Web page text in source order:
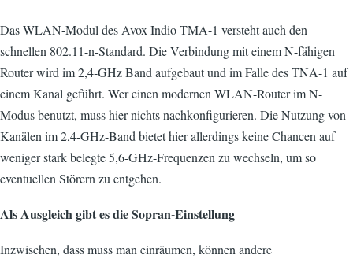
Das WLAN-Modul des Avox Indio TMA-1 versteht auch den
schnellen 802.11-n-Standard. Die Verbindung mit einem N-fähigen
Router wird im 2,4-GHz Band aufgebaut und im Falle des TNA-1 auf
einem Kanal geführt. Wer einen modernen WLAN-Router im N-
Modus benutzt, muss hier nichts nachkonfigurieren. Die Nutzung von
Kanälen im 2,4-GHz-Band bietet hier allerdings keine Chancen auf
weniger stark belegte 5,6-GHz-Frequenzen zu wechseln, um so
eventuellen Störern zu entgehen.
Als Ausgleich gibt es die Sopran-Einstellung
Inzwischen, dass muss man einräumen, können andere